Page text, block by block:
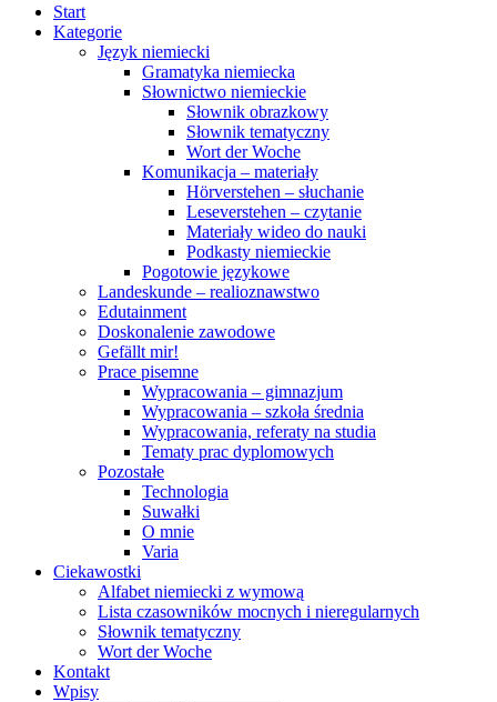
Start
Kategorie
Język niemiecki
Gramatyka niemiecka
Słownictwo niemieckie
Słownik obrazkowy
Słownik tematyczny
Wort der Woche
Komunikacja – materiały
Hörverstehen – słuchanie
Leseverstehen – czytanie
Materiały wideo do nauki
Podkasty niemieckie
Pogotowie językowe
Landeskunde – realioznawstwo
Edutainment
Doskonalenie zawodowe
Gefällt mir!
Prace pisemne
Wypracowania – gimnazjum
Wypracowania – szkoła średnia
Wypracowania, referaty na studia
Tematy prac dyplomowych
Pozostałe
Technologia
Suwałki
O mnie
Varia
Ciekawostki
Alfabet niemiecki z wymową
Lista czasowników mocnych i nieregularnych
Słownik tematyczny
Wort der Woche
Kontakt
Wpisy